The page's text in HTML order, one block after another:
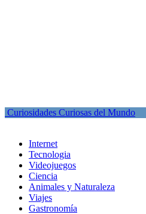
Curiosidades Curiosas del Mundo
Internet
Tecnologia
Videojuegos
Ciencia
Animales y Naturaleza
Viajes
Gastronomía